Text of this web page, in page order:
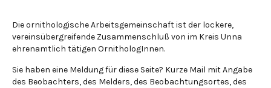
Die ornithologische Arbeitsgemeinschaft ist der lockere,
vereinsübergreifende Zusammenschluß von im Kreis Unna
ehrenamtlich tätigen OrnithologInnen.
Sie haben eine Meldung für diese Seite? Kurze Mail mit Angabe
des Beobachters, des Melders, des Beobachtungsortes, des